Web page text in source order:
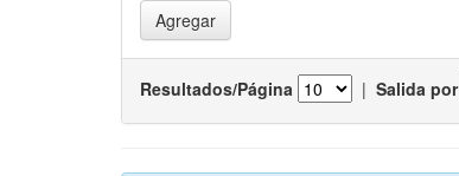
Resultados/Página | Salida por